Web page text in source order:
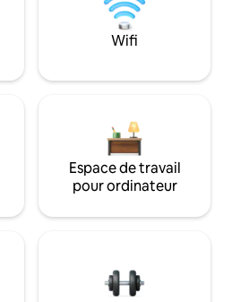
Wifi
Espace de travail
pour ordinateur